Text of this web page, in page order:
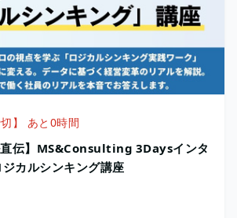
切】 あと0時間
伝】MS&Consulting 3Daysインタ
カルシンキング講座